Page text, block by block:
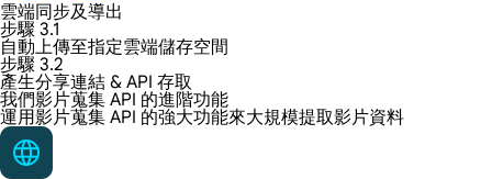
雲端同步及導出
步驟 3.1
自動上傳至指定雲端儲存空間
步驟 3.2
產生分享連結 & API 存取
我們影片蒐集 API 的進階功能
運用影片蒐集 API 的強大功能來大規模提取影片資料